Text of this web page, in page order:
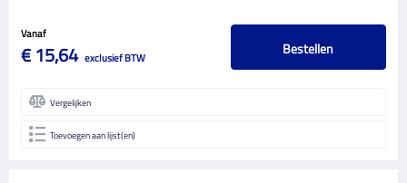
Vanaf
€ 15,64 exclusief BTW Bestellen
Vergelijken
Toevoegen aan lijst(en)